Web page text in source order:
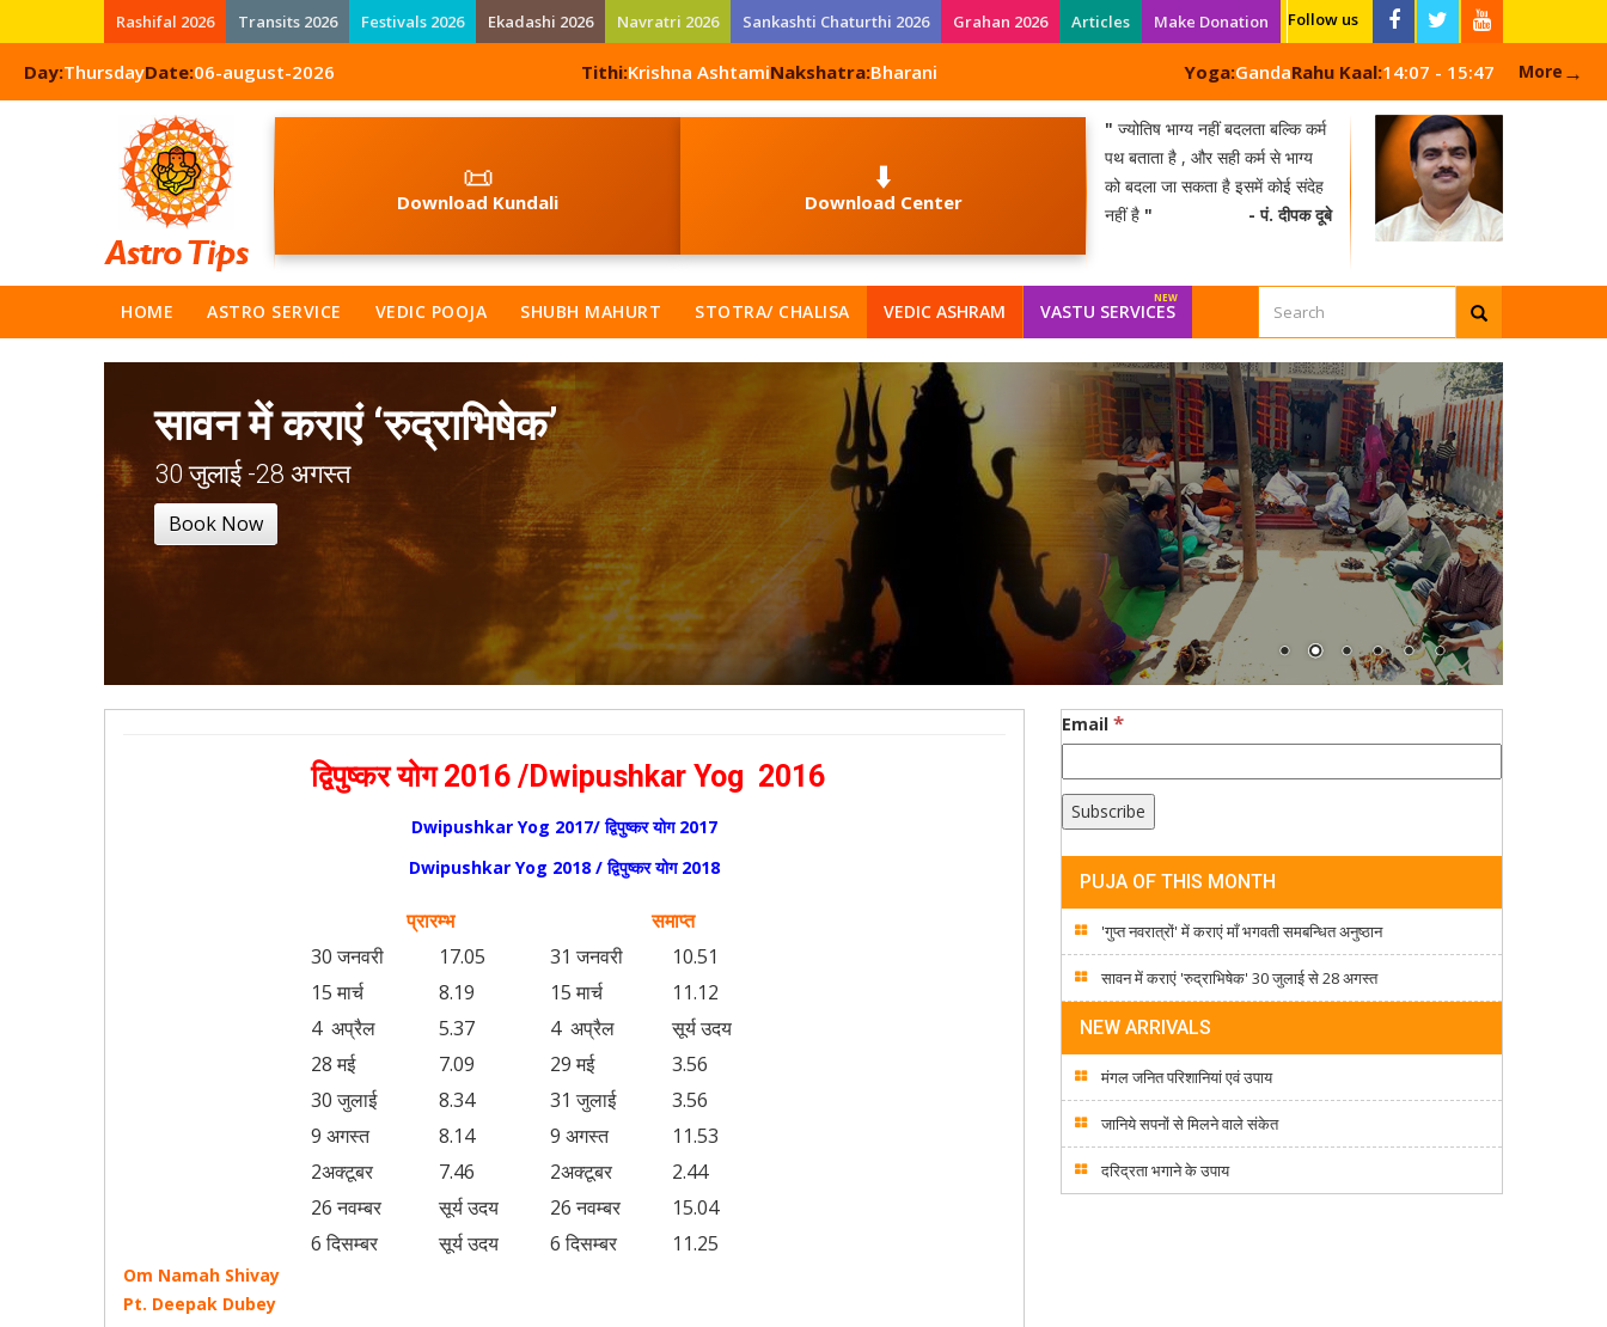
Rashifal 2026 Transits 2026 Festivals 2026 Ekadashi 2026 Navratri 2026 Sankashti Chaturthi 2026 Grahan 2026 Articles Make Donation Follow us
Day:ThursdayDate:06-august-2026 Tithi:Krishna AshtamiNakshatra:Bharani Yoga:GandaRahu Kaal:14:07 - 15:47 More →
📜
Download Kundali
⬇️
Download Center
" ज्योतिष भाग्य नहीं बदलता बल्कि कर्म
पथ बताता है , और सही कर्म से भाग्य
को बदला जा सकता है इसमें कोई संदेह
नहीं है " - पं. दीपक दूबे
HOME ASTRO SERVICE VEDIC POOJA SHUBH MAHURT STOTRA/ CHALISA VEDIC ASHRAM VASTU SERVICES
सावन में कराएं ‘रुद्राभिषेक’
30 जुलाई -28 अगस्त
Book Now
द्विपुष्कर योग 2016 /Dwipushkar Yog 2016
Dwipushkar Yog 2017/ द्विपुष्कर योग 2017
Dwipushkar Yog 2018 / द्विपुष्कर योग 2018
प्रारम्भ
समाप्त
30 जनवरी
17.05 31 जनवरी
10.51
15 मार्च
8.19 15 मार्च
11.12
4 अप्रैल
5.37 4 अप्रैल
सूर्य उदय
28 मई
7.09 29 मई
3.56
30 जुलाई
8.34 31 जुलाई
3.56
9 अगस्त
8.14 9 अगस्त
11.53
2अक्टूबर
7.46 2अक्टूबर
2.44
26 नवम्बर
सूर्य उदय 26 नवम्बर
15.04
6 दिसम्बर
सूर्य उदय 6 दिसम्बर 11.25
Om Namah Shivay
Pt. Deepak Dubey
Email *
PUJA OF THIS MONTH
'गुप्त नवरात्रों' में कराएं माँ भगवती समबन्धित अनुष्ठान
सावन में कराएं 'रुद्राभिषेक' 30 जुलाई से 28 अगस्त
NEW ARRIVALS
मंगल जनित परिशानियां एवं उपाय
जानिये सपनों से मिलने वाले संकेत
दरिद्रता भगाने के उपाय